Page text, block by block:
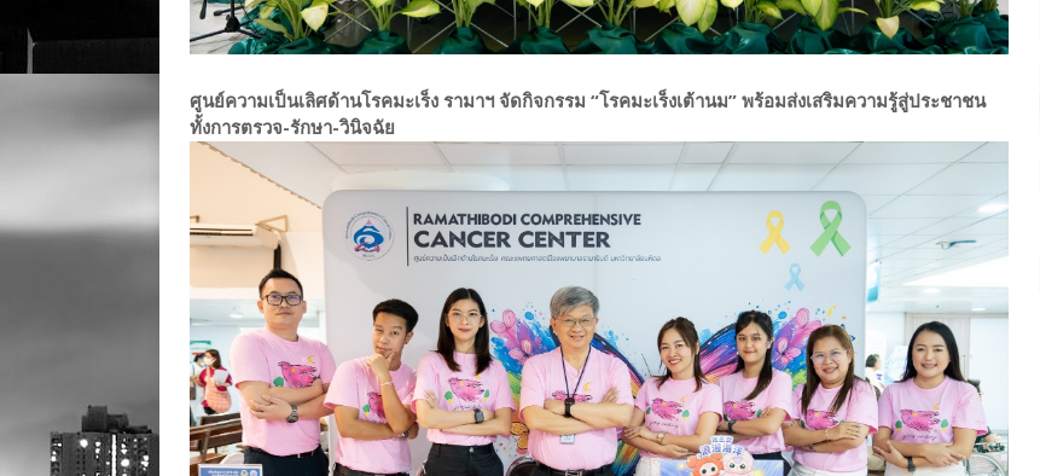
ศูนย์ความเป็นเลิศด้านโรคมะเร็ง รามาฯ จัดกิจกรรม “โรคมะเร็งเต้านม” พร้อมส่งเสริมความรู้สู่ประชาชน
ทั้งการตรวจ-รักษา-วินิจฉัย